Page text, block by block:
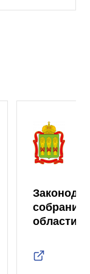
собрание
области